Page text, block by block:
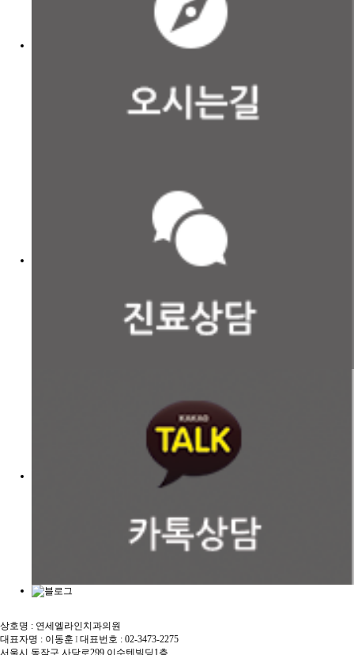
상호명 : 연세엘라인치과의원
대표자명 : 이동훈 I 대표번호 : 02-3473-2275
서울시 동작구 사당로299 이수텐빌딩1층